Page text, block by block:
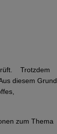
Trotzdem
diesem Grund
zum Thema